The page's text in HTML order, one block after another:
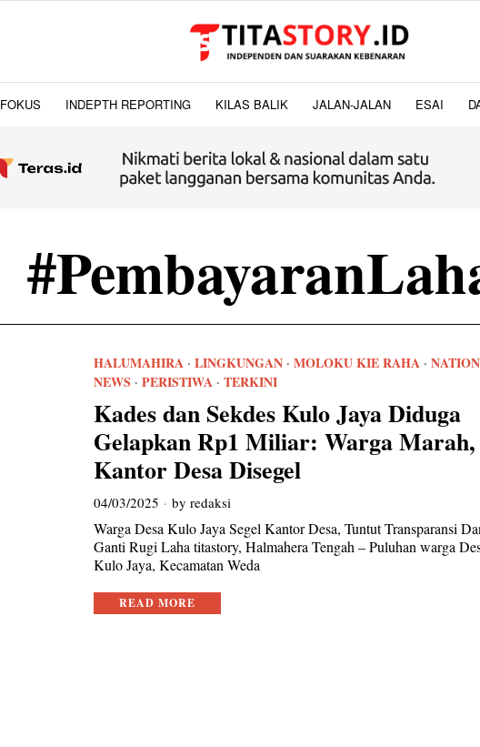
FOKUS INDEPTH REPORTING KILAS BALIK JALAN-JALAN ESAI
HALUMAHIRA· LINGKUNGAN· MOLOKU KIE RAHA·
NEWS · PERISTIWA· TERKINI
Kades dan Sekdes Kulo Jaya Diduga
Gelapkan Rp1 Miliar: Warga Marah,
Kantor Desa Disegel
04/03/2025 byredaksi
Warga Desa Kulo Jaya Segel Kantor Desa, Tuntut Transparansi
Ganti Rugi Laha titastory, Halmahera Tengah – Puluhan warga
Kulo Jaya, Kecamatan Weda
READ MORE